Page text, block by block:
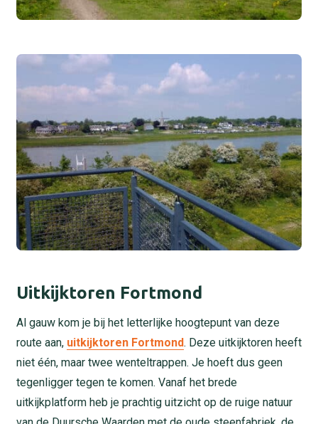
Uitkijktoren Fortmond
Al gauw kom je bij het letterlijke hoogtepunt van deze
route aan, uitkijktoren Fortmond. Deze uitkijktoren heeft
niet één, maar twee wenteltrappen. Je hoeft dus geen
tegenligger tegen te komen. Vanaf het brede
uitkijkplatform heb je prachtig uitzicht op de ruige natuur